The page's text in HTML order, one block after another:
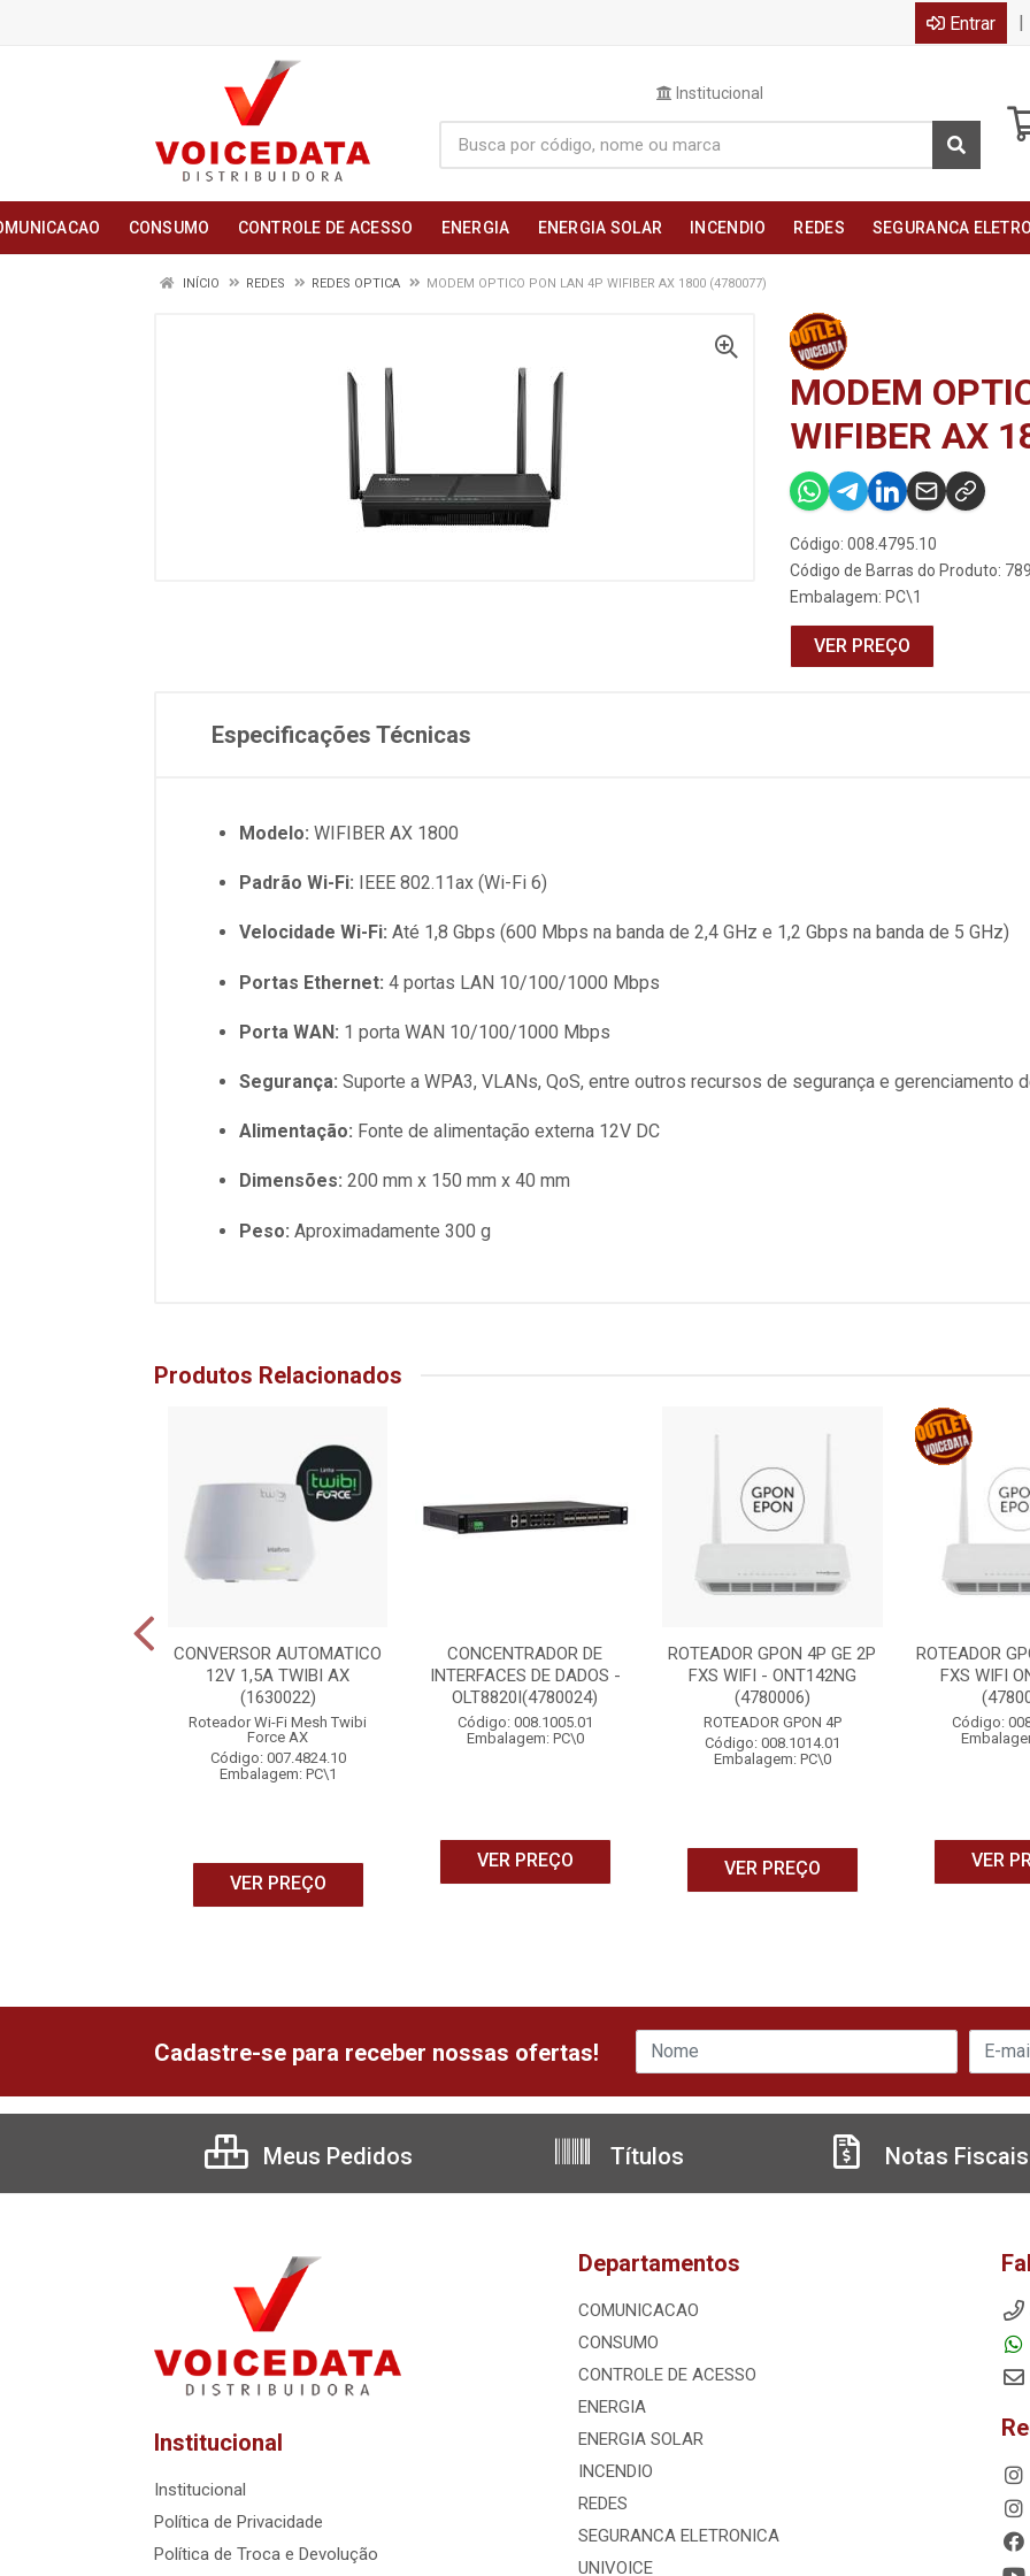
Entrar |
Institucional
CONSUMO CONTROLE DE ACESSO ENERGIA ENERGIA SOLAR INCENDIO REDES SEGURANCA
INÍCIO REDES REDES OPTICA MODEM OPTICO PON LAN 4P WIFIBER AX 1800 (4780077)
MODEM
WIFIBER AX
Código: 008.4795.10
Código de Barras do Produto:
Embalagem: PC\1
VER PREÇO
Especificações Técnicas
Modelo: WIFIBER AX 1800
Padrão Wi-Fi: IEEE 802.11ax (Wi-Fi 6)
Velocidade Wi-Fi: Até 1,8 Gbps (600 Mbps na banda de 2,4 GHz e 1,2 Gbps na banda de 5 GHz)
Portas Ethernet: 4 portas LAN 10/100/1000 Mbps
Porta WAN: 1 porta WAN 10/100/1000 Mbps
Segurança: Suporte a WPA3, VLANs, QoS, entre outros recursos de segurança e gerenciamento
Alimentação: Fonte de alimentação externa 12V DC
Dimensões: 200 mm x 150 mm x 40 mm
Peso: Aproximadamente 300 g
Produtos Relacionados
CONVERSOR AUTOMATICO
12V 1,5A TWIBI AX
(1630022)
Roteador Wi-Fi Mesh Twibi
Force AX
Código: 007.4824.10
Embalagem: PC\1
VER PREÇO
CONCENTRADOR DE
INTERFACES DE DADOS -
OLT8820I(4780024)
Código: 008.1005.01
Embalagem: PC\0
VER PREÇO
ROTEADOR GPON 4P GE 2P
FXS WIFI - ONT142NG
(4780006)
ROTEADOR GPON 4P
Código: 008.1014.01
Embalagem: PC\0
VER PREÇO
ROTEADOR
FXS WIFI
Código:
VER
Cadastre-se para receber nossas ofertas!
Meus Pedidos Títulos Notas Fiscais
Institucional
Institucional
Política de Privacidade
Política de Troca e Devolução
Departamentos
COMUNICACAO
CONSUMO
CONTROLE DE ACESSO
ENERGIA
ENERGIA SOLAR
INCENDIO
REDES
SEGURANCA ELETRONICA
UNIVOICE